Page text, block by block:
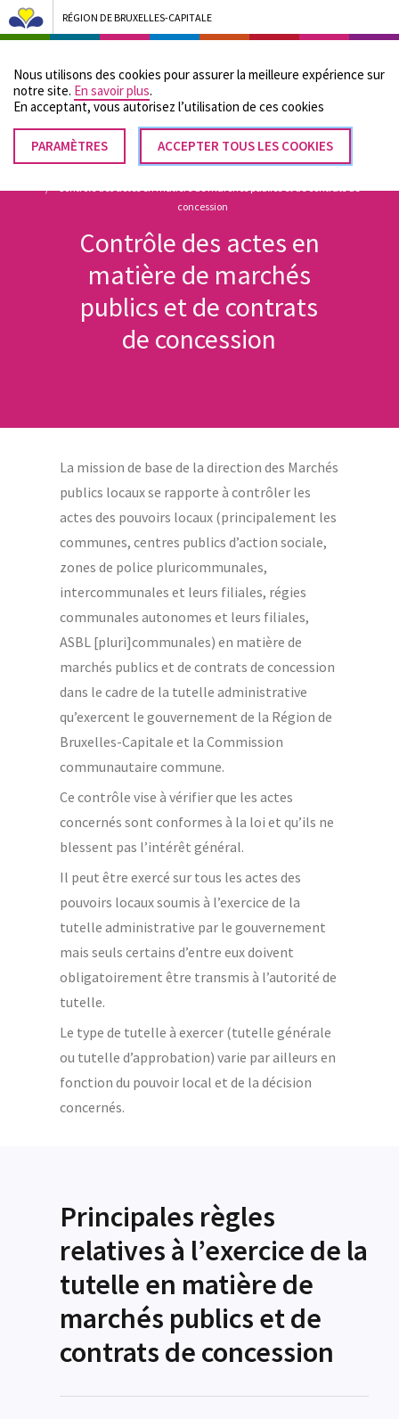
Nous utilisons des cookies pour assurer la meilleure expérience sur
notre site. En savoir plus.
En acceptant, vous autorisez lʼutilisation de ces cookies
PARAMÈTRES ACCEPTER TOUS LES COOKIES
RETIRER
LE
RÉGION DE BRUXELLES-CAPITALE
Bruxelles Pouvoirs Locaux - Aller à la page d'accueil
Menu
Fil
d'Ariane
Accueil
concession
Contrôle des actes en
matière de marchés
publics et de contrats
de concession
La mission de base de la direction des Marchés
publics locaux se rapporte à contrôler les
actes des pouvoirs locaux (principalement les
communes, centres publics d’action sociale,
zones de police pluricommunales,
intercommunales et leurs filiales, régies
communales autonomes et leurs filiales,
ASBL [pluri]communales) en matière de
marchés publics et de contrats de concession
dans le cadre de la tutelle administrative
qu’exercent le gouvernement de la Région de
Bruxelles-Capitale et la Commission
communautaire commune.
Ce contrôle vise à vérifier que les actes
concernés sont conformes à la loi et qu’ils ne
blessent pas l’intérêt général.
Il peut être exercé sur tous les actes des
pouvoirs locaux soumis à l’exercice de la
tutelle administrative par le gouvernement
mais seuls certains d’entre eux doivent
obligatoirement être transmis à l’autorité de
tutelle.
Le type de tutelle à exercer (tutelle générale
ou tutelle d’approbation) varie par ailleurs en
fonction du pouvoir local et de la décision
concernés.
Principales règles
relatives à l’exercice de la
tutelle en matière de
marchés publics et de
contrats de concession